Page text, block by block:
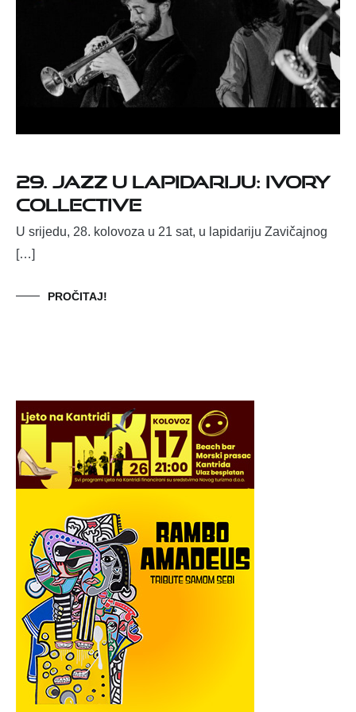
29. JAZZ U LAPIDARIJU: IVORY
COLLECTIVE
U srijedu, 28. kolovoza u 21 sat, u lapidariju Zavičajnog
[…]
PROČITAJ!